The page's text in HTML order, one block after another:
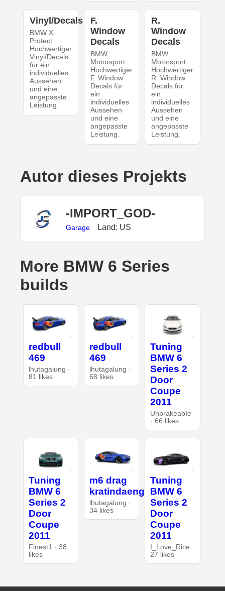
Vinyl/Decals
BMW X
Protect
Hochwertiger
Vinyl/Decals
für ein
individuelles
Aussehen
und eine
angepasste
Leistung.
F.
Window
Decals
BMW
Motorsport
Hochwertiger
F. Window
Decals für
ein
individuelles
Aussehen
und eine
angepasste
Leistung.
R.
Window
Decals
BMW
Motorsport
Hochwertiger
R. Window
Decals für
ein
individuelles
Aussehen
und eine
angepasste
Leistung.
Autor dieses Projekts
-IMPORT_GOD-
Garage Land: US
More BMW 6 Series
builds
redbull
469
lhutagalung ·
81 likes
redbull
469
lhutagalung ·
68 likes
Tuning
BMW 6
Series 2
Door
Coupe
2011
UnbrakeabIe
· 66 likes
Tuning
BMW 6
Series 2
Door
Coupe
2011
Finest1 · 38
likes
m6 drag
kratindaeng
lhutagalung ·
34 likes
Tuning
BMW 6
Series 2
Door
Coupe
2011
I_Love_Rice ·
27 likes